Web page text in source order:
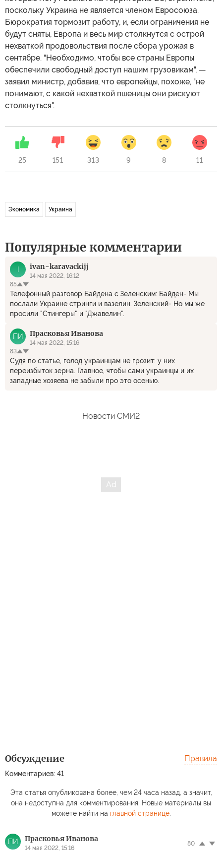
поскольку Украина не является членом Евросоюза.
Бюрократия тормозит работу, и, если ограничения не
будут сняты, Европа и весь мир столкнутся с острой
нехваткой продовольствия после сбора урожая в
сентябре. "Необходимо, чтобы все страны Европы
обеспечили свободный доступ нашим грузовикам", —
заявил министр, добавив, что европейцы, похоже, "не
понимают, с какой нехваткой пшеницы они рискуют
столкнуться".
25 151 313 9 8 11
Экономика Украина
Популярные комментарии
I ivan-karavackijj
14 мая 2022, 16:12
85
Телефонный разговор Байдена с Зеленским: Байден- Мы
послали Украине стринги и вазелин. Зеленский- Но мы же
просили "Стингеры" и "Джавелин".
ПИ Прасковья Иванова
14 мая 2022, 15:16
83
Судя по статье, голод украинцам не грозит: у них
переизбыток зерна. Главное, чтобы сами украинцы и их
западные хозяева не забыли про это осенью.
Новости СМИ2
Обсуждение
Комментариев: 41
Правила
Эта статья опубликована более, чем 24 часа назад, а значит,
она недоступна для комментирования. Новые материалы вы
можете найти на главной странице.
ПИ Прасковья Иванова
14 мая 2022, 15:16
80